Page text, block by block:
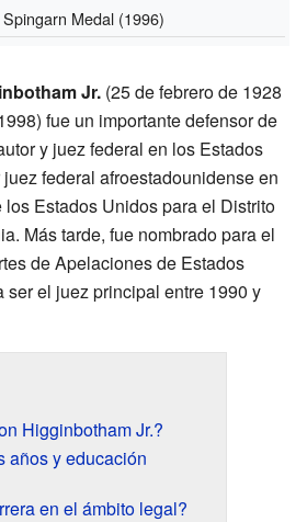
Spingarn Medal (1996)
Jr. (25 de febrero de 1928
fue un importante defensor de
y juez federal en los Estados
federal afroestadounidense en
Estados Unidos para el Distrito
Más tarde, fue nombrado para el
de Apelaciones de Estados
ser el juez principal entre 1990 y
Higginbotham Jr.?
años y educación
en el ámbito legal?